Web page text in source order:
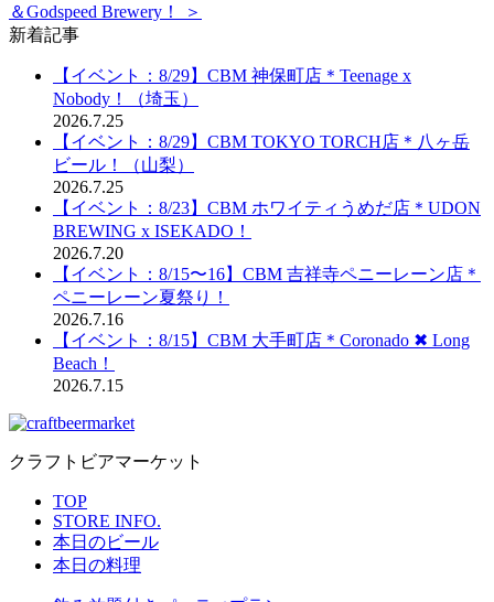
＆Godspeed Brewery！ ＞
新着記事
【イベント：8/29】CBM 神保町店＊Teenage x
Nobody！（埼玉）
2026.7.25
【イベント：8/29】CBM TOKYO TORCH店＊八ヶ岳
ビール！（山梨）
2026.7.25
【イベント：8/23】CBM ホワイティうめだ店＊UDON
BREWING x ISEKADO！
2026.7.20
【イベント：8/15〜16】CBM 吉祥寺ペニーレーン店＊
ペニーレーン夏祭り！
2026.7.16
【イベント：8/15】CBM 大手町店＊Coronado ✖︎ Long
Beach！
2026.7.15
クラフトビアマーケット
TOP
STORE INFO.
本日のビール
本日の料理